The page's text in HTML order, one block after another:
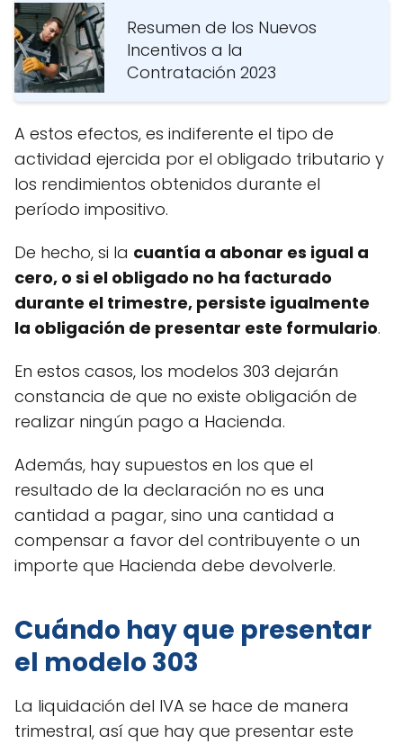
Resumen de los Nuevos
Incentivos a la
Contratación 2023
A estos efectos, es indiferente el tipo de
actividad ejercida por el obligado tributario y
los rendimientos obtenidos durante el
período impositivo.
De hecho, si la cuantía a abonar es igual a
cero, o si el obligado no ha facturado
durante el trimestre, persiste igualmente
la obligación de presentar este formulario.
En estos casos, los modelos 303 dejarán
constancia de que no existe obligación de
realizar ningún pago a Hacienda.
Además, hay supuestos en los que el
resultado de la declaración no es una
cantidad a pagar, sino una cantidad a
compensar a favor del contribuyente o un
importe que Hacienda debe devolverle.
Cuándo hay que presentar
el modelo 303
La liquidación del IVA se hace de manera
trimestral, así que hay que presentar este